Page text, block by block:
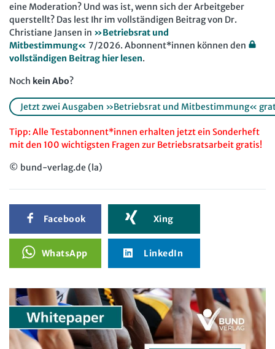
eine Moderation? Und was ist, wenn sich der Arbeitgeber
querstellt? Das lest Ihr im vollständigen Beitrag von Dr.
Christiane Jansen in »Betriebsrat und
Mitbestimmung« 7/2026. Abonnent*innen können den
vollständigen Beitrag hier lesen.
Noch kein Abo?
Jetzt zwei Ausgaben »Betriebsrat und Mitbestimmung«
Tipp: Alle Testabonnent*innen erhalten jetzt ein Sonderheft
mit den 100 wichtigsten Fragen zur Betriebsratsarbeit gratis!
© bund-verlag.de (la)
Facebook Xing
WhatsApp LinkedIn